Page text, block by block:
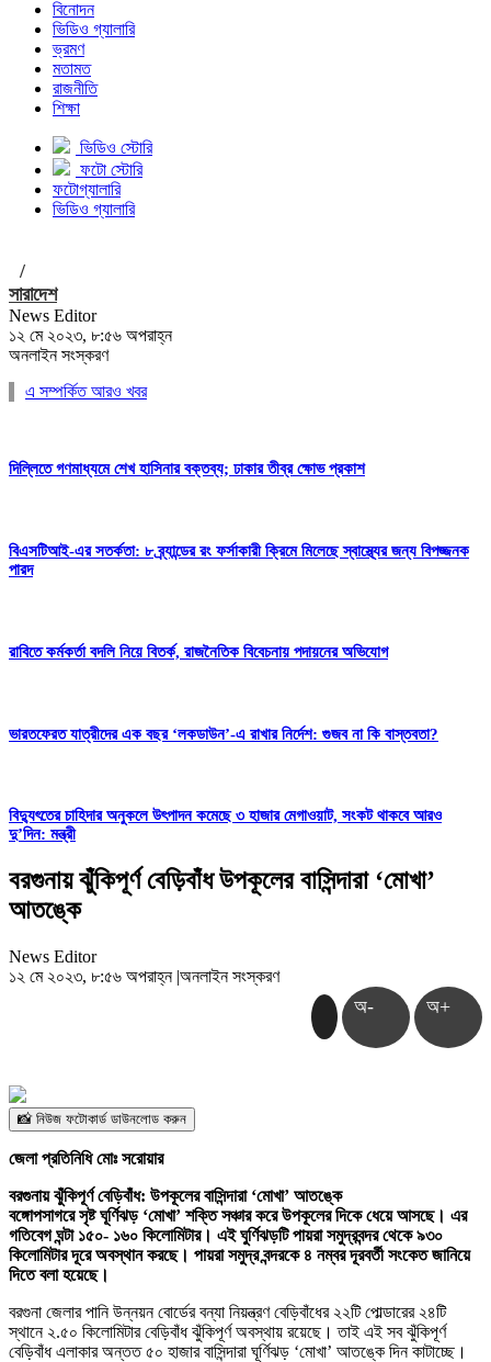
বিনোদন
ভিডিও গ্যালারি
ভ্রমণ
মতামত
রাজনীতি
শিক্ষা
ভিডিও স্টোরি
ফটো স্টোরি
ফটোগ্যালারি
ভিডিও গ্যালারি
/
সারাদেশ
News Editor
১২ মে ২০২৩, ৮:৫৬ অপরাহ্ন
অনলাইন সংস্করণ
এ সম্পর্কিত আরও খবর
দিল্লিতে গণমাধ্যমে শেখ হাসিনার বক্তব্য; ঢাকার তীব্র ক্ষোভ প্রকাশ
বিএসটিআই-এর সতর্কতা: ৮ ব্র্যান্ডের রং ফর্সাকারী ক্রিমে মিলেছে স্বাস্থ্যের জন্য বিপজ্জনক
পারদ
রাবিতে কর্মকর্তা বদলি নিয়ে বিতর্ক, রাজনৈতিক বিবেচনায় পদায়নের অভিযোগ
ভারতফেরত যাত্রীদের এক বছর ‘লকডাউন’-এ রাখার নির্দেশ: গুজব না কি বাস্তবতা?
বিদ্যুৎতের চাহিদার অনুকলে উৎপাদন কমেছে ৩ হাজার মেগাওয়াট, সংকট থাকবে আরও
দু’দিন: মন্ত্রী
বরগুনায় ঝুঁকিপূর্ণ বেড়িবাঁধ উপকূলের বাসিন্দারা ‘মোখা’
আতঙ্কে
News Editor
১২ মে ২০২৩, ৮:৫৬ অপরাহ্ন |অনলাইন সংস্করণ
অ- অ+
📸 নিউজ ফটোকার্ড ডাউনলোড করুন
জেলা প্রতিনিধি মোঃ সরোয়ার
বরগুনায় ঝুঁকিপূর্ণ বেড়িবাঁধ: উপকূলের বাসিন্দারা ‘মোখা’ আতঙ্কে
বঙ্গোপসাগরে সৃষ্ট ঘূর্ণিঝড় ‘মোখা’ শক্তি সঞ্চার করে উপকূলের দিকে ধেয়ে আসছে। এর
গতিবেগ ঘন্টা ১৫০- ১৬০ কিলোমিটার। এই ঘুর্ণিঝড়টি পায়রা সমুদ্রবন্দর থেকে ৯৩০
কিলোমিটার দূরে অবস্থান করছে। পায়রা সমুদ্র বন্দরকে ৪ নম্বর দূরবর্তী সংকেত জানিয়ে
দিতে বলা হয়েছে।
বরগুনা জেলার পানি উন্নয়ন বোর্ডের বন্যা নিয়ন্ত্রণ বেড়িবাঁধের ২২টি পোল্ডারের ২৪টি
স্থানে ২.৫০ কিলোমিটার বেড়িবাঁধ ঝুঁকিপূর্ণ অবস্থায় রয়েছে। তাই এই সব ঝুঁকিপূর্ণ
বেড়িবাঁধ এলাকার অন্তত ৫০ হাজার বাসিন্দারা ঘূর্ণিঝড় ‘মোখা’ আতঙ্কে দিন কাটাচ্ছে।